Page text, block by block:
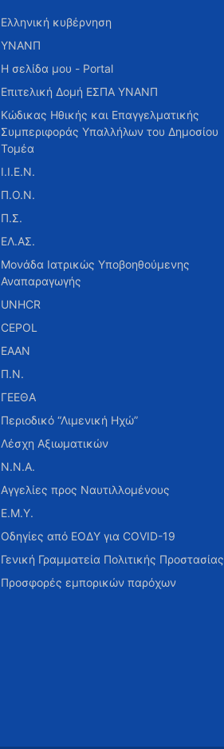
Ελληνική κυβέρνηση
ΥΝΑΝΠ
Η σελίδα μου - Portal
Επιτελική Δομή ΕΣΠΑ ΥΝΑΝΠ
Κώδικας Ηθικής και Επαγγελματικής
Συμπεριφοράς Υπαλλήλων του Δημοσίου
Τομέα
Ι.Ι.Ε.Ν.
Π.Ο.Ν.
Π.Σ.
ΕΛ.ΑΣ.
Μονάδα Ιατρικώς Υποβοηθούμενης
Αναπαραγωγής
UNHCR
CEPOL
ΕΑΑΝ
Π.Ν.
ΓΕΕΘΑ
Περιοδικό “Λιμενική Ηχώ”
Λέσχη Αξιωματικών
Ν.Ν.Α.
Αγγελίες προς Ναυτιλλομένους
Ε.Μ.Υ.
Οδηγίες από ΕΟΔΥ για COVID-19
Γενική Γραμματεία Πολιτικής Προστασίας
Προσφορές εμπορικών παρόχων